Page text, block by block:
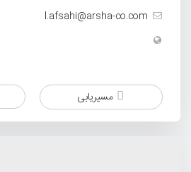
l.afsahi@arsha-co.com
مسیریابی